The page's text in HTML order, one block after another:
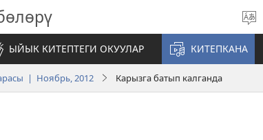
ЫЙЫК КИТЕПТЕГИ ОКУУЛАР КИТЕПКАНА
| Ноябрь, 2012 Карызга батып калганда